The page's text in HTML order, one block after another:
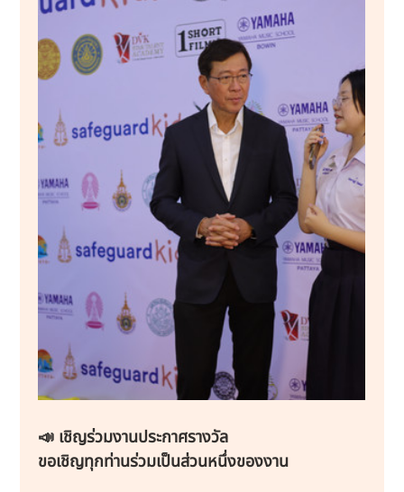
📣 เชิญร่วมงานประกาศรางวัล
ขอเชิญทุกท่านร่วมเป็นส่วนหนึ่งของงาน